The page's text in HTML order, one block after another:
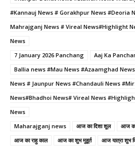
o
k
p
#Kannauj News # Gorakhpur News #Deoria
Mahrajganj News # Vireal News#Highlight
News
7 January 2026 Panchang
Aaj Ka
Ballia news #Mau News #Azaamghad
News # Jaunpur News #Chandauli News
News#Bhadhoi News# Vireal News
News
Maharajganj news
आज का दिशा शूल
आज
आज का राहु काल
आज का शुभ मुहूर्त आज यात्रा शुभ